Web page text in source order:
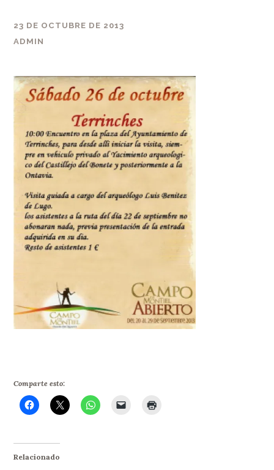
23 DE OCTUBRE DE 2013
ADMIN
Comparte esto:
Relacionado